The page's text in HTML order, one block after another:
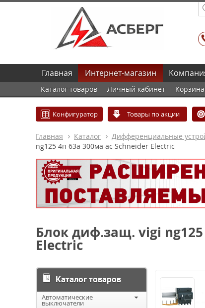
Главная Интернет-магазин
Каталог товаров Личный кабинет
Конфигуратор Товары по акции
Главная Каталог Дифференциальные
ng125 4п 63a 300ма ac Schneider Electric
Блок диф.защ. vigi
Electric
Каталог товаров
Автоматические
выключатели